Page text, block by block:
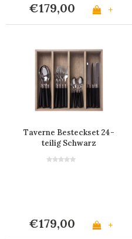
€179,00 +
Taverne Besteckset 24-
teilig Schwarz
€179,00 +